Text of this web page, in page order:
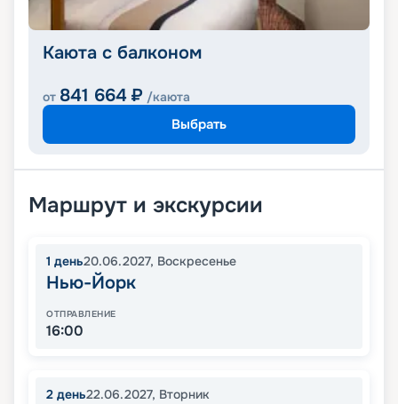
Каюта с балконом
от 841 664 ₽ /каюта
Выбрать
Маршрут и экскурсии
1 день20.06.2027, Воскресенье
Нью-Йорк
ОТПРАВЛЕНИЕ
16:00
2 день22.06.2027, Вторник